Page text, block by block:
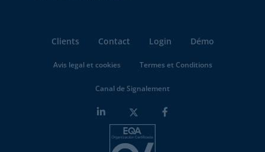
Clients Contact Login Démo
Avis legal et cookies Termes et Conditions
Canal de Signalement